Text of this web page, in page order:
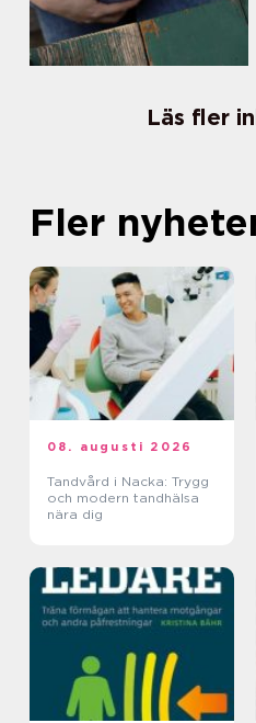
Läs fler
Fler
08. augusti 2026
Tandvård i Nacka: Trygg
och modern tandhälsa
nära dig